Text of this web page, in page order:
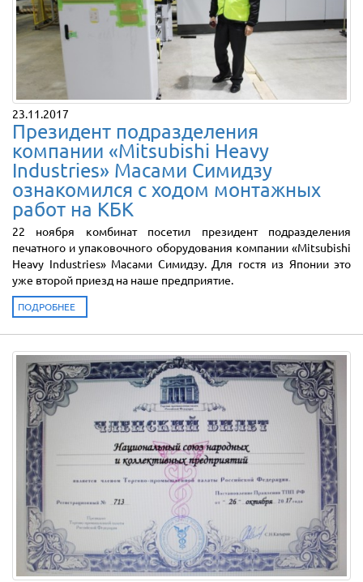
23.11.2017
Президент подразделения
компании «Mitsubishi Heavy
Industries» Масами Симидзу
ознакомился с ходом монтажных
работ на КБК
22 ноября комбинат посетил президент подразделения
печатного и упаковочного оборудования компании «Mitsubishi
Heavy Industries» Масами Симидзу. Для гостя из Японии это
уже второй приезд на наше предприятие.
ПОДРОБНЕЕ